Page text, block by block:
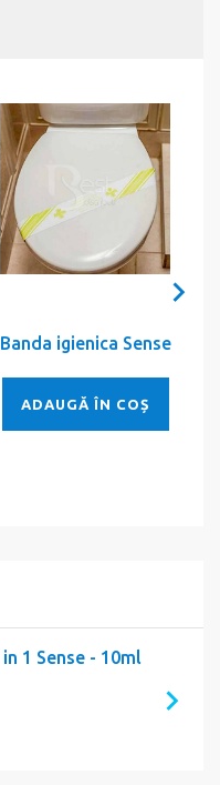
Banda igienica Sense
ADAUGĂ ÎN COȘ
1 Sense - 10ml